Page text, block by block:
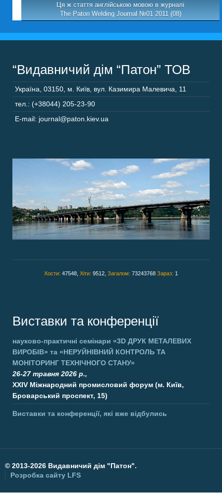
Ця ж стаття англійською мовою в журналі
The Paton Welding Journal №01 2011 (08)
“Видавничий дім “Патон” ТОВ
Україна 03150 м. Київ, вул. Казимира Малевича, 11
тел.: (+38044) 205-23-90
E-mail: journal@paton.kiev.ua
Хости: 47548, Хіти: 9512, Загалом: 73243768 Зараз: 1
Виставки та конференції
науково-практичні семінари «3D ДРУК МЕТАЛЕВИХ
ВИРОБІВ» та «НЕРУЙНІВНИЙ КОНТРОЛЬ ТА
МОНІТОРИНГ ТЕХНІЧНОГО СТАНУ»
26-27 травня 2026 р.,
XXIV Міжнародний промисловий форум (м. Київ,
Броварський проспект, 15)
Виставки та конференції, які вже відбулись
© 2013-2026 Видавничий дім "Патон".
Розробка сайту LFS